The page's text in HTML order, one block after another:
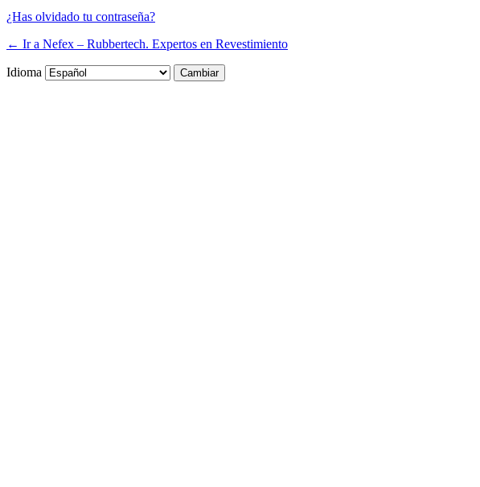
¿Has olvidado tu contraseña?
← Ir a Nefex – Rubbertech. Expertos en Revestimiento
Idioma